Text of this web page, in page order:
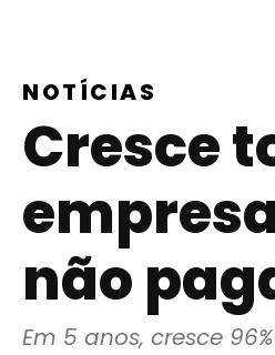
NOTÍCIAS
Cresce
não
Em 5 anos, cresce